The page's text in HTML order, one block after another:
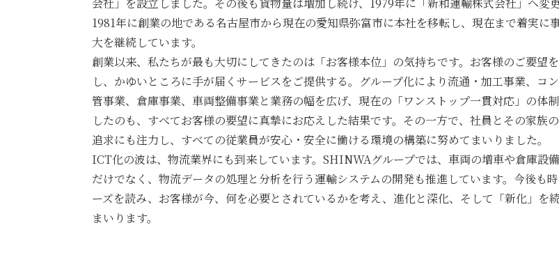
1981年に創業の地である名古屋市から現在の愛知県弥富市に本社を移転し、現在まで着実に
大を継続しています。
創業以来、私たちが最も大切にしてきたのは「お客様本位」の気持ちです。お客様のご要望
し、かゆいところに手が届くサービスをご提供する。グループ化により流通・加工事業、コ
管事業、倉庫事業、車両整備事業と業務の幅を広げ、現在の「ワンストップ一貫対応」の体
したのも、すべてお客様の要望に真摯にお応えした結果です。その一方で、社員とその家族
追求にも注力し、すべての従業員が安心・安全に働ける環境の構築に努めてまいりました。
ICT化の波は、物流業界にも到来しています。SHINWAグループでは、車両の増車や倉庫設
だけでなく、物流データの処理と分析を行う運輸システムの開発も推進しています。今後も
ーズを読み、お客様が今、何を必要とされているかを考え、進化と深化、そして「新化」を
まいります。